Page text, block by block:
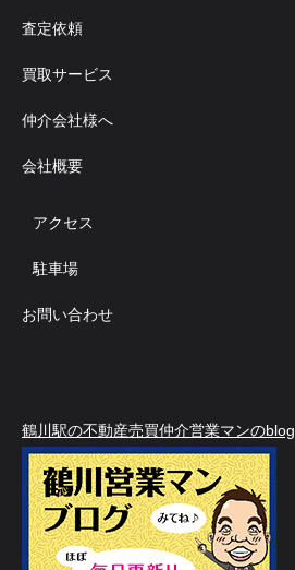
査定依頼
買取サービス
仲介会社様へ
会社概要
アクセス
駐車場
お問い合わせ
鶴川駅の不動産売買仲介営業マンのblog